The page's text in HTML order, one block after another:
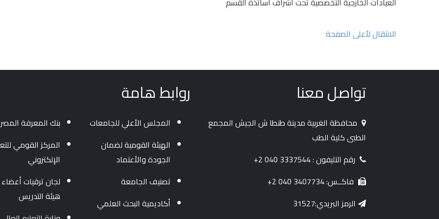
الانتقال لأعلى الصفحة
تواصل معنا
محافظة الغربية مدينة طنطا ش الجيش المجمع
الطبى كلية الطب
رقم التليفون : 3337544 040 2+
فاكــس: 3407734 040 2+
الرمز البريدي:31527
روابط هامة
المجلس الأعلي للجامعات
الهيئة القومية لضمان
الجودة والأعتماد
تصنيف الجامعة
أكاديمية البحث العلمي
بنك المعرفة
المركز القومي
الإلكتروني
لجان ترقيات أعضاء
هيئة التدريس